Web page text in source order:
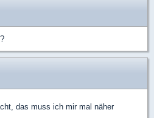
das muss ich mir mal näher